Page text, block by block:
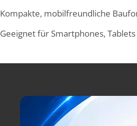
Kompakte, mobilfreundliche
Geeignet für Smartphones,